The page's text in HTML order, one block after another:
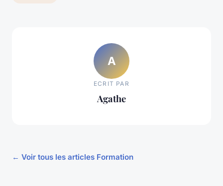
A
ECRIT PAR
Agathe
← Voir tous les articles Formation